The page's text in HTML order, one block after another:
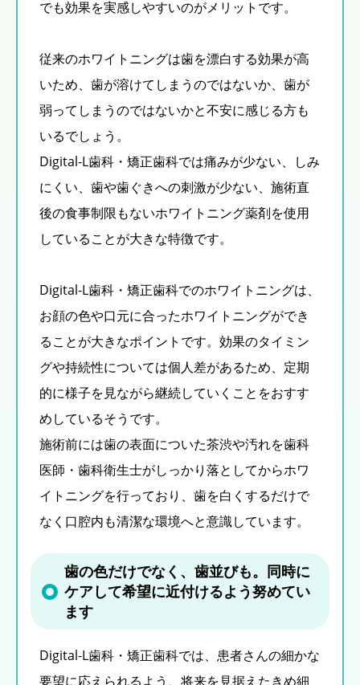
でも効果を実感しやすいのがメリットです。
従来のホワイトニングは歯を漂白する効果が高
いため、歯が溶けてしまうのではないか、歯が
弱ってしまうのではないかと不安に感じる方も
いるでしょう。
Digital-L歯科・矯正歯科では痛みが少ない、しみ
にくい、歯や歯ぐきへの刺激が少ない、施術直
後の食事制限もないホワイトニング薬剤を使用
していることが大きな特徴です。
Digital-L歯科・矯正歯科でのホワイトニングは、
お顔の色や口元に合ったホワイトニングができ
ることが大きなポイントです。効果のタイミン
グや持続性については個人差があるため、定期
的に様子を見ながら継続していくことをおすす
めしているそうです。
施術前には歯の表面についた茶渋や汚れを歯科
医師・歯科衛生士がしっかり落としてからホワ
イトニングを行っており、歯を白くするだけで
なく口腔内も清潔な環境へと意識しています。
歯の色だけでなく、歯並びも。同時に
ケアして希望に近付けるよう努めてい
ます
Digital-L歯科・矯正歯科では、患者さんの細かな
要望に応えられるよう、将来を見据えたきめ細